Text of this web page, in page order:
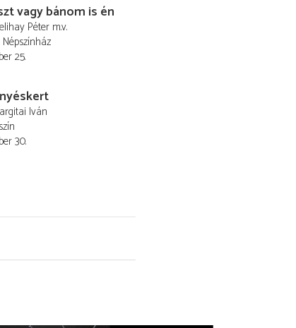
vagy bánom is én
Péter m.v.
25.
Iván
30.